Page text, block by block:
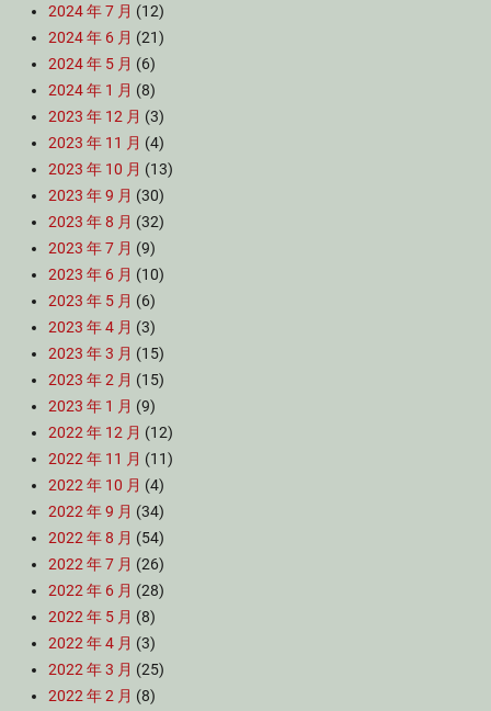
2024 年 7 月 (12)
2024 年 6 月 (21)
2024 年 5 月 (6)
2024 年 1 月 (8)
2023 年 12 月 (3)
2023 年 11 月 (4)
2023 年 10 月 (13)
2023 年 9 月 (30)
2023 年 8 月 (32)
2023 年 7 月 (9)
2023 年 6 月 (10)
2023 年 5 月 (6)
2023 年 4 月 (3)
2023 年 3 月 (15)
2023 年 2 月 (15)
2023 年 1 月 (9)
2022 年 12 月 (12)
2022 年 11 月 (11)
2022 年 10 月 (4)
2022 年 9 月 (34)
2022 年 8 月 (54)
2022 年 7 月 (26)
2022 年 6 月 (28)
2022 年 5 月 (8)
2022 年 4 月 (3)
2022 年 3 月 (25)
2022 年 2 月 (8)